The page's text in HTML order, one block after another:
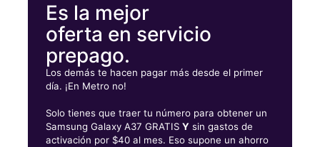
Es la mejor
oferta en servicio
prepago.
Los demás te hacen pagar más desde el primer
día. ¡En Metro no!
Solo tienes que traer tu número para obtener un
Samsung Galaxy A37 GRATISY sin gastos de
activación por $40 al mes. Eso supone un ahorro